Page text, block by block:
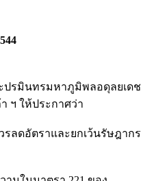
ทรมหาภูมิพลอดุลยเดช
ฯ ให้ประกาศว่า
ราและยกเว้นรัษฎากร